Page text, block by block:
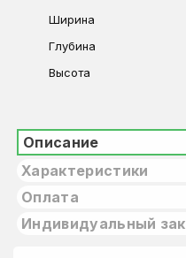
Ширина
Глубина
Высота
Описание
Характеристики
Оплата
Индивидуальный